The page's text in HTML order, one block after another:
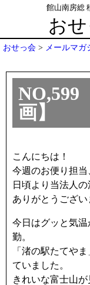
館山南房総
お
おせっ会 > メールマガ
NO,599
画】
こんにちは！
今週のお便り担当
日頃より当法人
ありがとうござい
今日はグッと気
勤。
「渚の駅たてや
ていました。
きれいな富士山